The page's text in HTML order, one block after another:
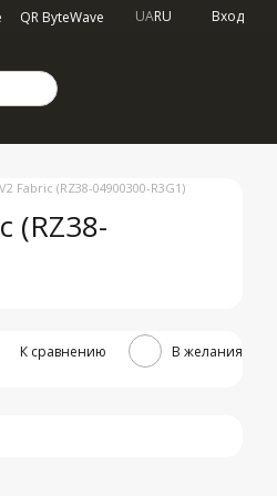
QR ByteWave UARU Вход
Fabric (RZ38-04900300-R3G1)
(RZ38-
К сравнению В желания